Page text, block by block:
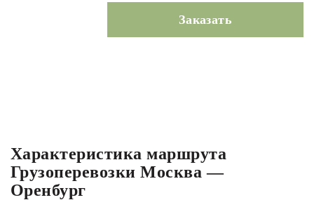
Заказать
Характеристика маршрута
Грузоперевозки Москва —
Оренбург